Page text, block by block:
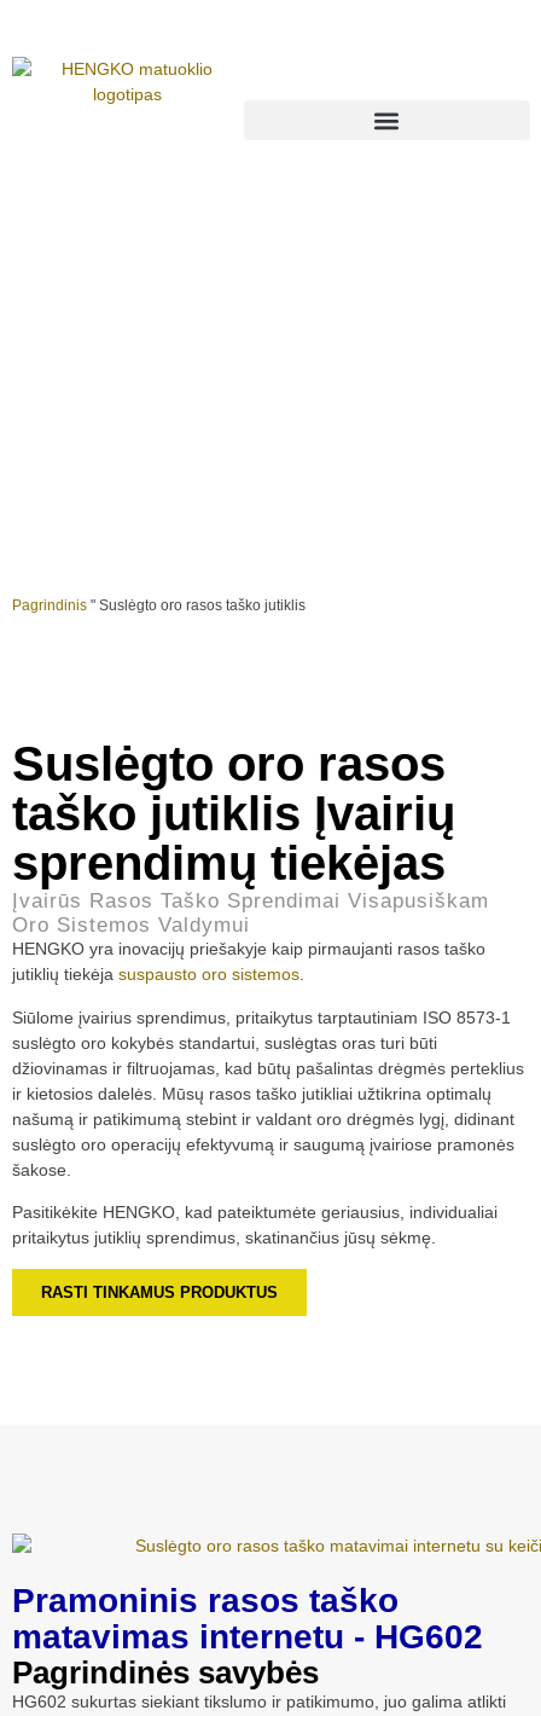
Pagrindinis " Suslėgto oro rasos taško jutiklis
Suslėgto oro rasos
taško jutiklis Įvairių
sprendimų tiekėjas
Įvairūs Rasos Taško Sprendimai Visapusiškam
Oro Sistemos Valdymui
HENGKO yra inovacijų priešakyje kaip pirmaujanti rasos taško
jutiklių tiekėja suspausto oro sistemos.
Siūlome įvairius sprendimus, pritaikytus tarptautiniam ISO 8573-1
suslėgto oro kokybės standartui, suslėgtas oras turi būti
džiovinamas ir filtruojamas, kad būtų pašalintas drėgmės perteklius
ir kietosios dalelės. Mūsų rasos taško jutikliai užtikrina optimalų
našumą ir patikimumą stebint ir valdant oro drėgmės lygį, didinant
suslėgto oro operacijų efektyvumą ir saugumą įvairiose pramonės
šakose.
Pasitikėkite HENGKO, kad pateiktumėte geriausius, individualiai
pritaikytus jutiklių sprendimus, skatinančius jūsų sėkmę.
RASTI TINKAMUS PRODUKTUS
Pramoninis rasos taško
matavimas internetu - HG602
Pagrindinės savybės
HG602 sukurtas siekiant tikslumo ir patikimumo, juo galima atlikti